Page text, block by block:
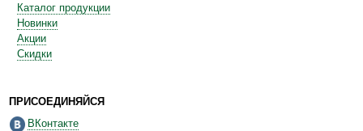
Каталог продукции
Новинки
Акции
Скидки
ПРИСОЕДИНЯЙСЯ
ВКонтакте